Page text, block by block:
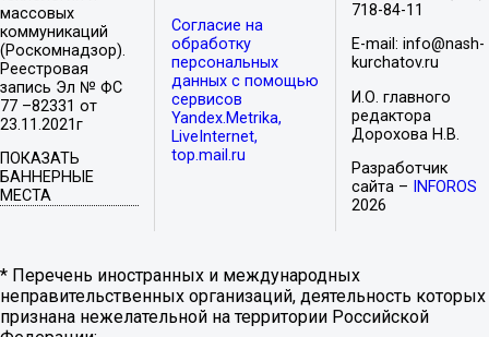
массовых
коммуникаций
(Роскомнадзор).
Реестровая
запись Эл № ФС
77 –82331 от
23.11.2021г
ПОКАЗАТЬ
БАННЕРНЫЕ
МЕСТА
Согласие на
обработку
персональных
данных с помощью
сервисов
Yandex.Metrika,
LiveInternet,
top.mail.ru
718-84-11
E-mail: info@nash-
kurchatov.ru
И.О. главного
редактора
Дорохова Н.В.
Разработчик
сайта –
INFOROS
2026
* Перечень иностранных и международных
неправительственных организаций, деятельность которых
признана нежелательной на территории Российской